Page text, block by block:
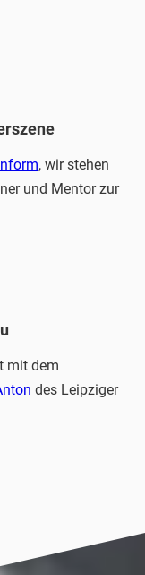
, wir stehen
und Mentor zur
mit dem
des Leipziger